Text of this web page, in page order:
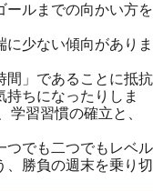
ルまでの向かい方を
少ない傾向がありま
」であることに抵抗
持ちになったりしま
学習習慣の確立と、
でも二つでもレベル
、勝負の週末を乗り切